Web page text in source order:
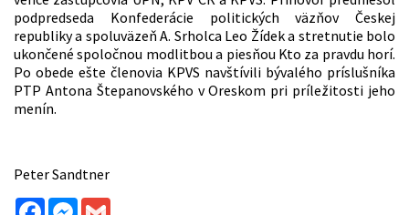
podpredseda Konfederácie politických väzňov Českej
republiky a spoluväzeň A. Srholca Leo Žídek a stretnutie bolo
ukončené spoločnou modlitbou a piesňou Kto za pravdu horí.
Po obede ešte členovia KPVS navštívili bývalého príslušníka
PTP Antona Štepanovského v Oreskom pri príležitosti jeho
menín.
Peter Sandtner
FacebookMessenger